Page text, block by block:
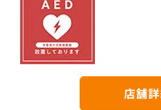
店舗